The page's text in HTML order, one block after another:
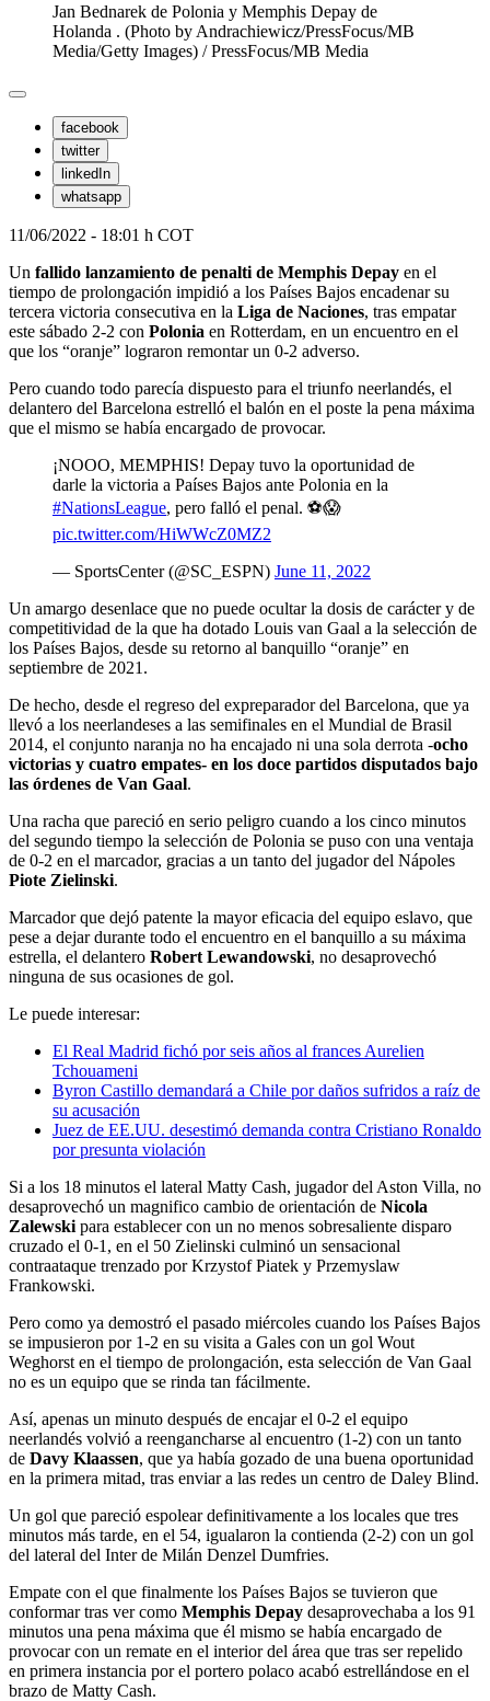
Jan Bednarek de Polonia y Memphis Depay de
Holanda . (Photo by Andrachiewicz/PressFocus/MB
Media/Getty Images) /PressFocus/MB Media
facebook
twitter
linkedIn
whatsapp
11/06/2022 - 18:01 h COT
Un fallido lanzamiento de penalti de Memphis Depay en el
tiempo de prolongación impidió a los Países Bajos encadenar su
tercera victoria consecutiva en la Liga de Naciones, tras empatar
este sábado 2-2 con Polonia en Rotterdam, en un encuentro en el
que los “oranje” lograron remontar un 0-2 adverso.
Pero cuando todo parecía dispuesto para el triunfo neerlandés, el
delantero del Barcelona estrelló el balón en el poste la pena máxima
que el mismo se había encargado de provocar.
¡NOOO, MEMPHIS! Depay tuvo la oportunidad de
darle la victoria a Países Bajos ante Polonia en la
#NationsLeague, pero falló el penal. ⚽😱
pic.twitter.com/HiWWcZ0MZ2
— SportsCenter (@SC_ESPN) June 11, 2022
Un amargo desenlace que no puede ocultar la dosis de carácter y de
competitividad de la que ha dotado Louis van Gaal a la selección de
los Países Bajos, desde su retorno al banquillo “oranje” en
septiembre de 2021.
De hecho, desde el regreso del expreparador del Barcelona, que ya
llevó a los neerlandeses a las semifinales en el Mundial de Brasil
2014, el conjunto naranja no ha encajado ni una sola derrota -ocho
victorias y cuatro empates- en los doce partidos disputados bajo
las órdenes de Van Gaal.
Una racha que pareció en serio peligro cuando a los cinco minutos
del segundo tiempo la selección de Polonia se puso con una ventaja
de 0-2 en el marcador, gracias a un tanto del jugador del Nápoles
Piote Zielinski.
Marcador que dejó patente la mayor eficacia del equipo eslavo, que
pese a dejar durante todo el encuentro en el banquillo a su máxima
estrella, el delantero Robert Lewandowski, no desaprovechó
ninguna de sus ocasiones de gol.
Le puede interesar:
El Real Madrid fichó por seis años al frances Aurelien
Tchouameni
Byron Castillo demandará a Chile por daños sufridos a raíz de
su acusación
Juez de EE.UU. desestimó demanda contra Cristiano Ronaldo
por presunta violación
Si a los 18 minutos el lateral Matty Cash, jugador del Aston Villa, no
desaprovechó un magnifico cambio de orientación de Nicola
Zalewski para establecer con un no menos sobresaliente disparo
cruzado el 0-1, en el 50 Zielinski culminó un sensacional
contraataque trenzado por Krzystof Piatek y Przemyslaw
Frankowski.
Pero como ya demostró el pasado miércoles cuando los Países Bajos
se impusieron por 1-2 en su visita a Gales con un gol Wout
Weghorst en el tiempo de prolongación, esta selección de Van Gaal
no es un equipo que se rinda tan fácilmente.
Así, apenas un minuto después de encajar el 0-2 el equipo
neerlandés volvió a reengancharse al encuentro (1-2) con un tanto
de Davy Klaassen, que ya había gozado de una buena oportunidad
en la primera mitad, tras enviar a las redes un centro de Daley Blind.
Un gol que pareció espolear definitivamente a los locales que tres
minutos más tarde, en el 54, igualaron la contienda (2-2) con un gol
del lateral del Inter de Milán Denzel Dumfries.
Empate con el que finalmente los Países Bajos se tuvieron que
conformar tras ver como Memphis Depay desaprovechaba a los 91
minutos una pena máxima que él mismo se había encargado de
provocar con un remate en el interior del área que tras ser repelido
en primera instancia por el portero polaco acabó estrellándose en el
brazo de Matty Cash.